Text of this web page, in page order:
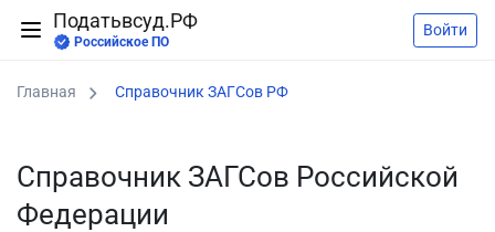
Податьвсуд.РФ
Российское ПО
Войти
Главная Справочник ЗАГСов РФ
Справочник ЗАГСов Российской
Федерации